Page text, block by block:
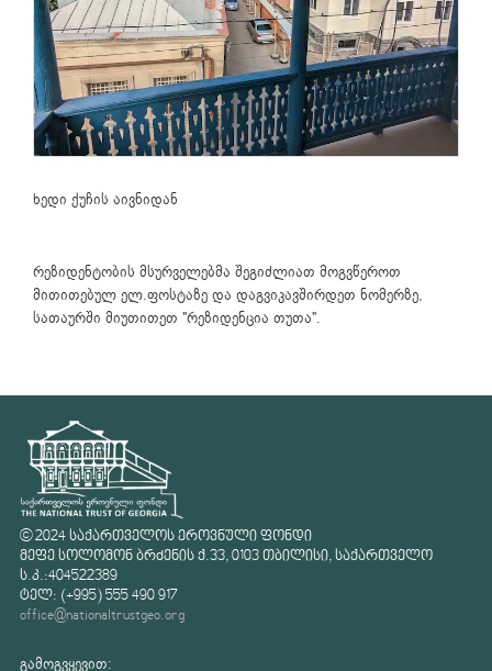
ხედი ქუჩის აივნიდან
რეზიდენტობის მსურველებმა შეგიძლიათ მოგვწეროთ
მითითებულ ელ.ფოსტაზე და დაგვიკავშირდეთ ნომერზე,
სათაურში მიუთითეთ "რეზიდენცია თუთა".
© 2024 საქართველოს ეროვნული ფონდი
მეფე სოლომონ ბრძენის ქ.33, 0103 თბილისი, საქართველო
ს.კ.:404522389
ტელ: (+995) 555 490 917
office@nationaltrustgeo.org
გამოგვყევით: